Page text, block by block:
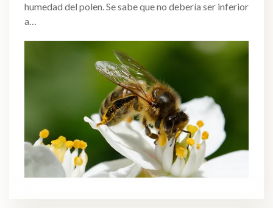
humedad del polen. Se sabe que no debería ser inferior
a…